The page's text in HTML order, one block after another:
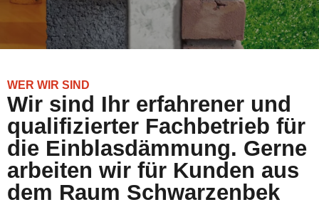
WER WIR SIND
Wir sind Ihr erfahrener und
qualifizierter Fachbetrieb für
die Einblasdämmung. Gerne
arbeiten wir für Kunden aus
dem Raum Schwarzenbek